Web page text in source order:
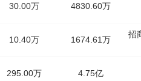
30.00万 4830.60万
10.40万 1674.61万
招
295.00万 4.75亿